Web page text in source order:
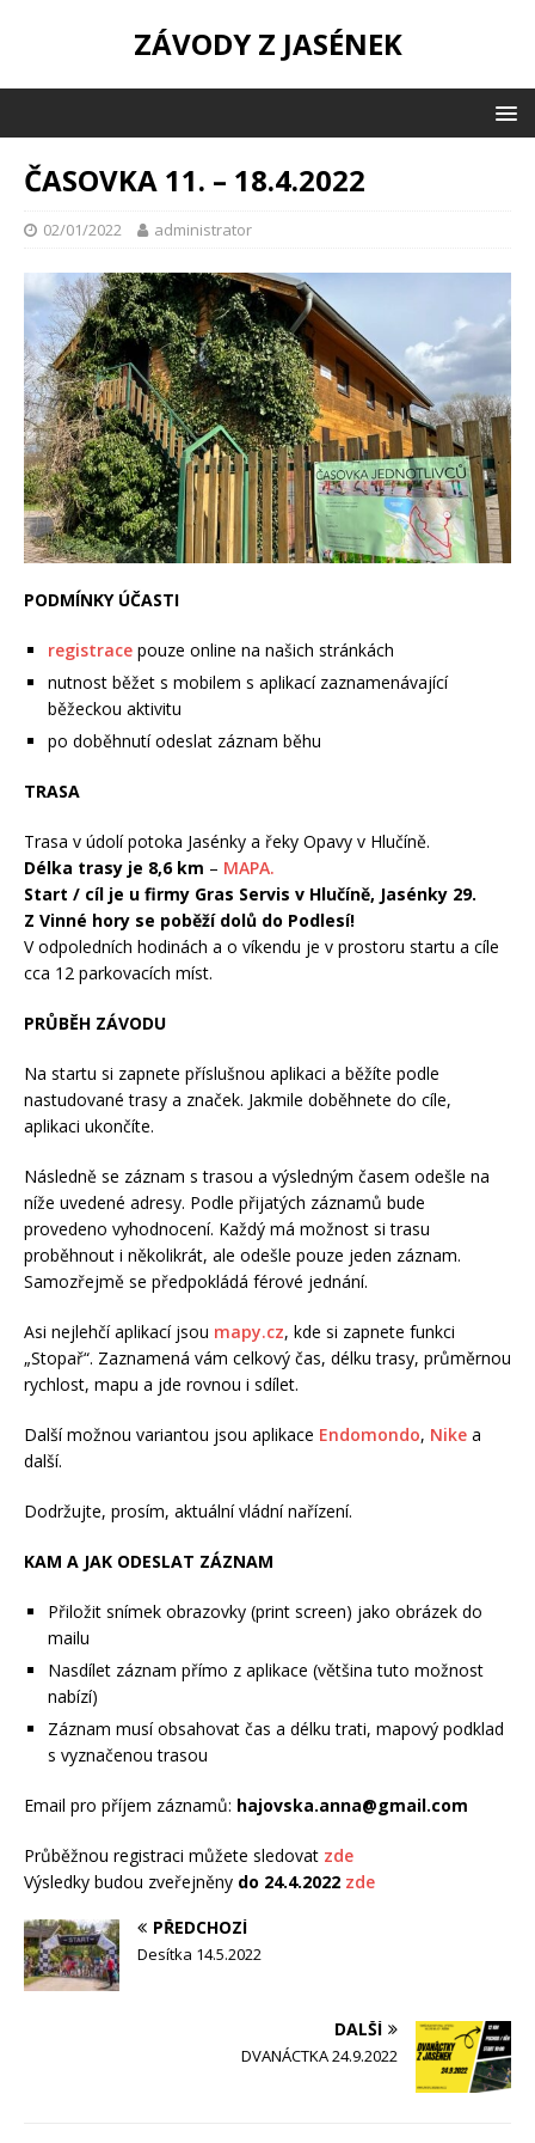
ZÁVODY Z JASÉNEK
ČASOVKA 11. – 18.4.2022
02/01/2022 administrator
PODMÍNKY ÚČASTI
registrace pouze online na našich stránkách
nutnost běžet s mobilem s aplikací zaznamenávající
běžeckou aktivitu
po doběhnutí odeslat záznam běhu
TRASA
Trasa v údolí potoka Jasénky a řeky Opavy v Hlučíně.
Délka trasy je 8,6 km – MAPA.
Start / cíl je u firmy Gras Servis v Hlučíně, Jasénky 29.
Z Vinné hory se poběží dolů do Podlesí!
V odpoledních hodinách a o víkendu je v prostoru startu a cíle
cca 12 parkovacích míst.
PRŮBĚH ZÁVODU
Na startu si zapnete příslušnou aplikaci a běžíte podle
nastudované trasy a značek. Jakmile doběhnete do cíle,
aplikaci ukončíte.
Následně se záznam s trasou a výsledným časem odešle na
níže uvedené adresy. Podle přijatých záznamů bude
provedeno vyhodnocení. Každý má možnost si trasu
proběhnout i několikrát, ale odešle pouze jeden záznam.
Samozřejmě se předpokládá férové jednání.
Asi nejlehčí aplikací jsou mapy.cz, kde si zapnete funkci
„Stopař“. Zaznamená vám celkový čas, délku trasy, průměrnou
rychlost, mapu a jde rovnou i sdílet.
Další možnou variantou jsou aplikace Endomondo, Nike a
další.
Dodržujte, prosím, aktuální vládní nařízení.
KAM A JAK ODESLAT ZÁZNAM
Přiložit snímek obrazovky (print screen) jako obrázek do
mailu
Nasdílet záznam přímo z aplikace (většina tuto možnost
nabízí)
Záznam musí obsahovat čas a délku trati, mapový podklad
s vyznačenou trasou
Email pro příjem záznamů: hajovska.anna@gmail.com
Průběžnou registraci můžete sledovat zde
Výsledky budou zveřejněny do 24.4.2022 zde
PŘEDCHOZÍ
Desítka 14.5.2022
DALŠÍ
DVANÁCTKA 24.9.2022